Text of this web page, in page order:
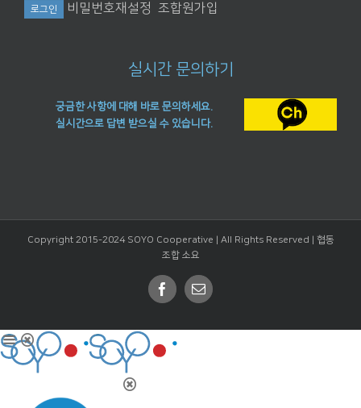
비밀번호재설정 조합원가입
실시간 문의하기
궁금한 사항에 대해 바로 문의하세요.
실시간으로 답변 받으실 수 있습니다.
Copyright 2015-2024 SOYO Cooperative | All Rights Reserved | 협동
조합 소요
Facebook
Email